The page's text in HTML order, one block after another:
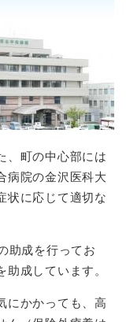
、町の中心部には
病院の金沢医科大
状に応じて適切な
助成を行ってお
成しています。
にかかっても、高